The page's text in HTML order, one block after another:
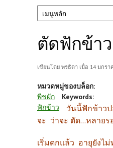
ตัดฟักข้า
เขียนโดย พรธิดา เมื่อ 14 มกรา
หมวดหมู่ของบล็อก:
พืชผัก
Keywords:
ฟักข้าว
วันนี้ฟักข้าว
จะ ว่าจะ ตัด...หลายร
เริ่มดกแล้ว อายุยังไ